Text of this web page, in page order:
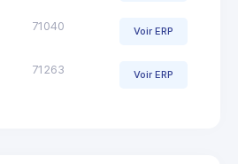
71040 Voir ERP
71263 Voir ERP